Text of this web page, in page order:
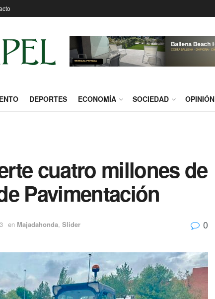
DEPORTES ECONOMÍA SOCIEDAD OPINIÓN
cuatro millones de
Pavimentación
en Majadahonda, Slider 0